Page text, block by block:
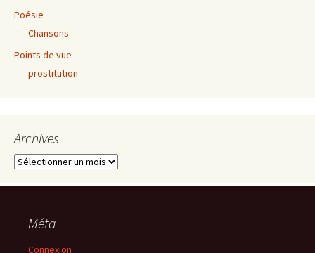
Poésie
Chansons
Points de vue
prostitution
Archives
Archives
Méta
Connexion